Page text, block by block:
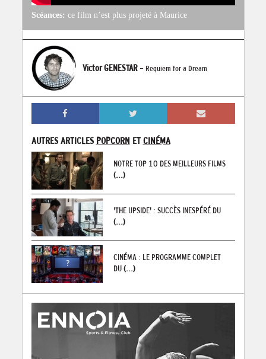
Scéances: ce film n’est plus projeté à Maurice
Victor GENESTAR - Requiem for a Dream
AUTRES ARTICLES POPCORN ET CINÉMA
NOTRE TOP 10 DES MEILLEURS FILMS
(...)
'THE UPSIDE' : SUCCÈS INESPÉRÉ DU
(...)
CINÉMA : LE PROGRAMME COMPLET
DU(...)